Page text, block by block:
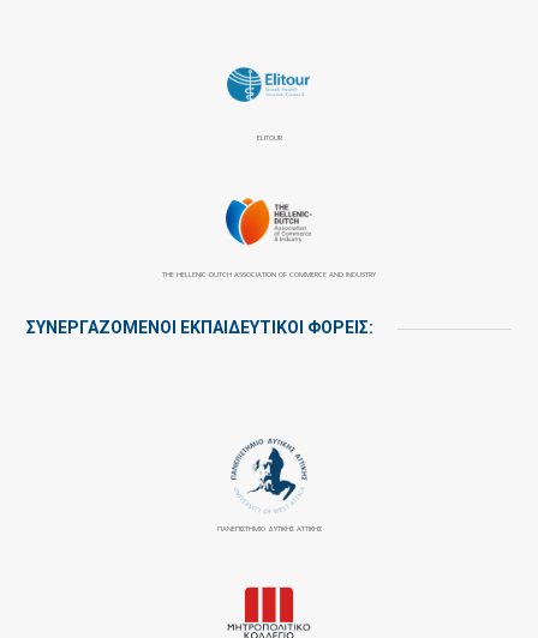
ELITOUR
THE HELLENIC-DUTCH ASSOCIATION OF COMMERCE AND INDUSTRY
ΣΥΝΕΡΓΑΖΌΜΕΝΟΙ ΕΚΠΑΙΔΕΥΤΙΚΟΊ ΦΟΡΕΊΣ:
ΠΑΝΕΠΙΣΤΉΜΙΟ ΔΥΤΙΚΉΣ ΑΤΤΙΚΉΣ